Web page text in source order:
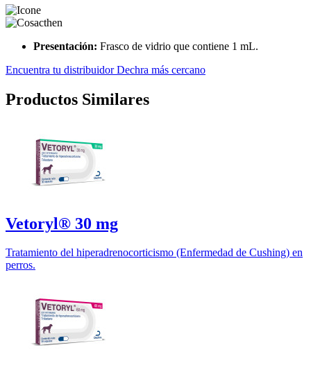
Presentación: Frasco de vidrio que contiene 1 mL.
Encuentra tu distribuidor Dechra más cercano
Productos Similares
Vetoryl® 30 mg
Tratamiento del hiperadrenocorticismo (Enfermedad de Cushing) en
perros.